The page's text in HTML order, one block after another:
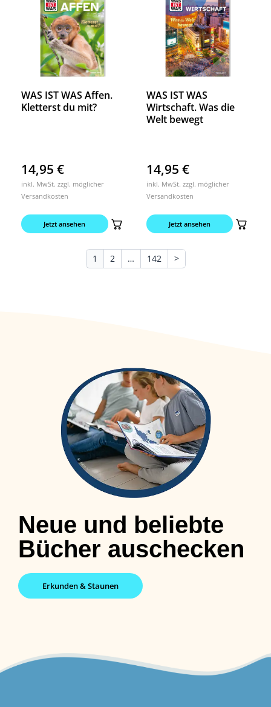
WAS IST WAS Affen.
Kletterst du mit?
14,95 €
inkl. MwSt. zzgl. möglicher
Versandkosten
Jetzt ansehen
WAS IST WAS
Wirtschaft. Was die
Welt bewegt
14,95 €
inkl. MwSt. zzgl. möglicher
Versandkosten
Jetzt ansehen
1 2 … 142 >
Neue und beliebte
Bücher auschecken
Erkunden & Staunen